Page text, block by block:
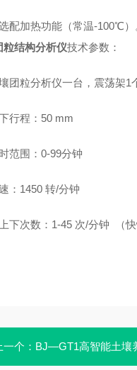
配加热功能（常温-100℃）
粒结构分析仪技术参数：
团粒分析仪一台，震荡架1
行程：50 mm
范围：0-99分钟
：1450 转/分钟
上下次数：1-45 次/分
一个： BJ—GT1高智能土壤